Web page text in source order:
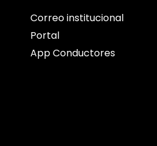
Correo institucional
Portal
App Conductores